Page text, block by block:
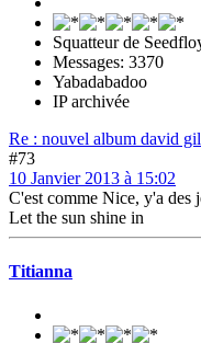
Squatteur de
Messages: 3370
Yabadabadoo
IP archivée
Re : nouvel album david
#73
10 Janvier 2013 à 15:02
C'est comme Nice, y'a des
Let the sun shine in
Titianna